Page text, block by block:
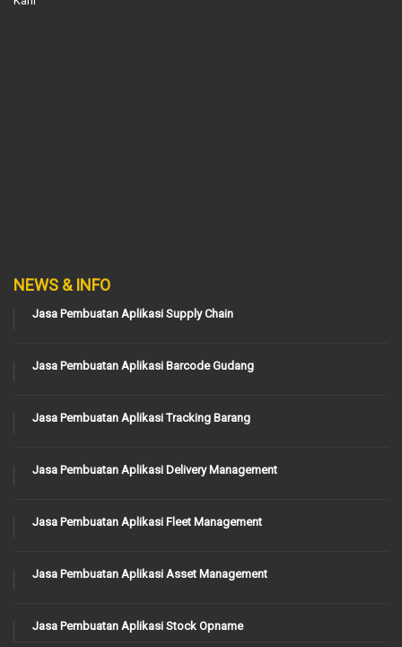
NEWS & INFO
Jasa Pembuatan Aplikasi Supply Chain
Jasa Pembuatan Aplikasi Barcode Gudang
Jasa Pembuatan Aplikasi Tracking Barang
Jasa Pembuatan Aplikasi Delivery Management
Jasa Pembuatan Aplikasi Fleet Management
Jasa Pembuatan Aplikasi Asset Management
Jasa Pembuatan Aplikasi Stock Opname